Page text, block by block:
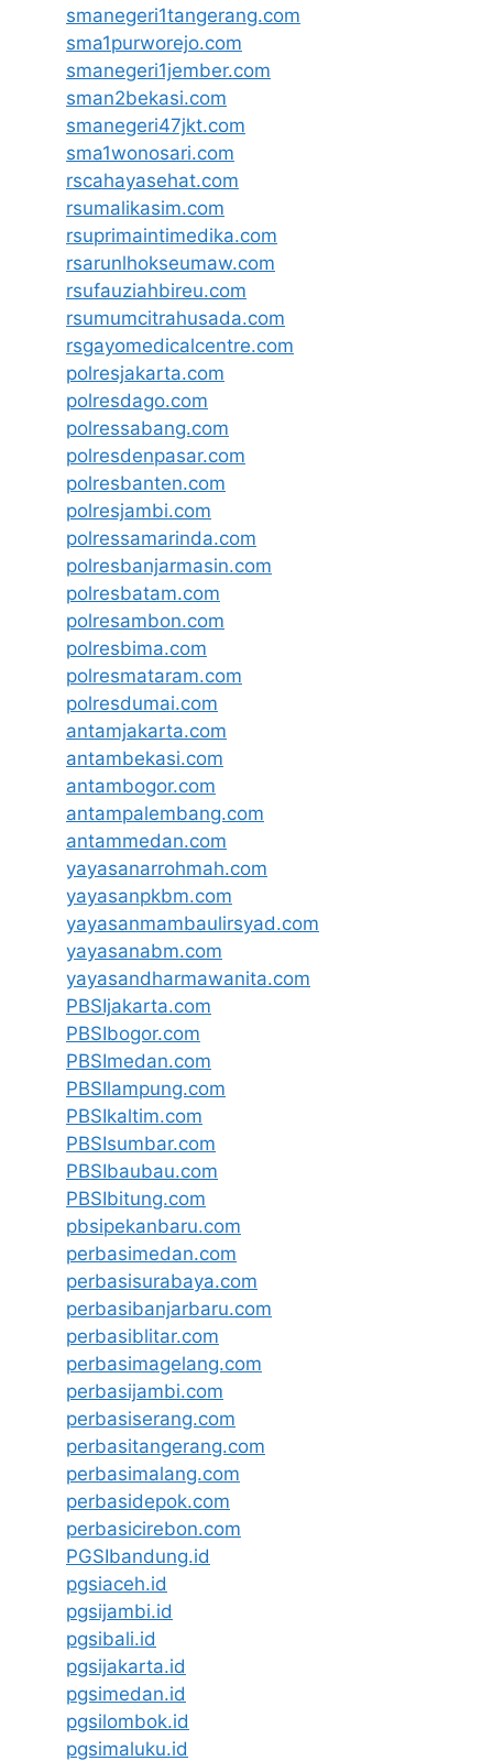
smanegeri1tangerang.com
sma1purworejo.com
smanegeri1jember.com
sman2bekasi.com
smanegeri47jkt.com
sma1wonosari.com
rscahayasehat.com
rsumalikasim.com
rsuprimaintimedika.com
rsarunlhokseumaw.com
rsufauziahbireu.com
rsumumcitrahusada.com
rsgayomedicalcentre.com
polresjakarta.com
polresdago.com
polressabang.com
polresdenpasar.com
polresbanten.com
polresjambi.com
polressamarinda.com
polresbanjarmasin.com
polresbatam.com
polresambon.com
polresbima.com
polresmataram.com
polresdumai.com
antamjakarta.com
antambekasi.com
antambogor.com
antampalembang.com
antammedan.com
yayasanarrohmah.com
yayasanpkbm.com
yayasanmambaulirsyad.com
yayasanabm.com
yayasandharmawanita.com
PBSIjakarta.com
PBSIbogor.com
PBSImedan.com
PBSIlampung.com
PBSIkaltim.com
PBSIsumbar.com
PBSIbaubau.com
PBSIbitung.com
pbsipekanbaru.com
perbasimedan.com
perbasisurabaya.com
perbasibanjarbaru.com
perbasiblitar.com
perbasimagelang.com
perbasijambi.com
perbasiserang.com
perbasitangerang.com
perbasimalang.com
perbasidepok.com
perbasicirebon.com
PGSIbandung.id
pgsiaceh.id
pgsijambi.id
pgsibali.id
pgsijakarta.id
pgsimedan.id
pgsilombok.id
pgsimaluku.id